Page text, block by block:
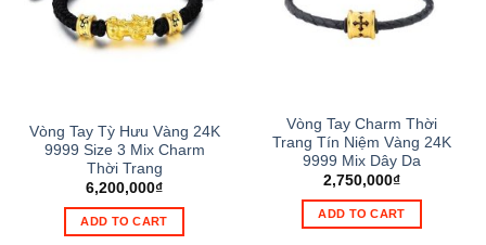
Vòng Tay Tỳ Hưu Vàng 24K
9999 Size 3 Mix Charm
Thời Trang
6,200,000₫
ADD TO CART
Vòng Tay Charm Thời
Trang Tín Niệm Vàng 24K
9999 Mix Dây Da
2,750,000₫
ADD TO CART